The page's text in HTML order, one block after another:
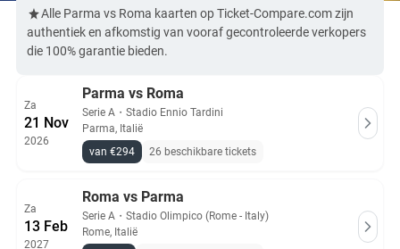
Alle Parma vs Roma kaarten op Ticket-Compare.com zijn
authentiek en afkomstig van vooraf gecontroleerde verkopers
die 100% garantie bieden.
Za
21 Nov
2026
Parma vs Roma
Serie A ・ Stadio Ennio Tardini
Parma, Italië
van €294
26 beschikbare tickets
Za
13 Feb
2027
Roma vs Parma
Serie A ・ Stadio Olimpico (Rome - Italy)
Rome, Italië